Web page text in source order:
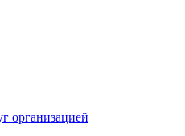
организацией